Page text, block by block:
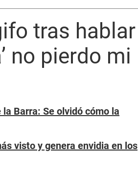
tras hablar
no pierdo mi
Barra: Se olvidó cómo la
visto y genera envidia en los